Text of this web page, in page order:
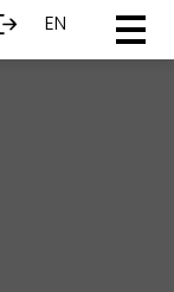
EN